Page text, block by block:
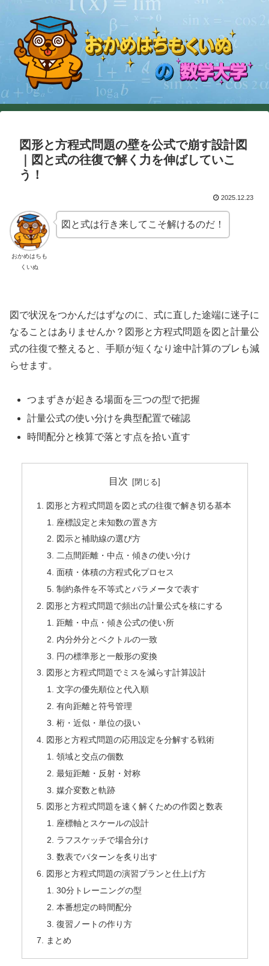
図形と方程式問題の壁を公式で崩す設計図
｜図と式の往復で解く力を伸ばしていこ
う！
2025.12.23
おかめはちも
くいぬ
図と式は行き来してこそ解けるのだ！
図で状況をつかんだはずなのに、式に直した途端に迷子に
なることはありませんか？図形と方程式問題を図と計量公
式の往復で整えると、手順が短くなり途中計算のブレも減
らせます。
つまずきが起きる場面を三つの型で把握
計量公式の使い分けを典型配置で確認
時間配分と検算で落とす点を拾い直す
目次
図形と方程式問題を図と式の往復で解き切る基本
座標設定と未知数の置き方
図示と補助線の選び方
二点間距離・中点・傾きの使い分け
面積・体積の方程式化プロセス
制約条件を不等式とパラメータで表す
図形と方程式問題で頻出の計量公式を核にする
距離・中点・傾き公式の使い所
内分外分とベクトルの一致
円の標準形と一般形の変換
図形と方程式問題でミスを減らす計算設計
文字の優先順位と代入順
有向距離と符号管理
桁・近似・単位の扱い
図形と方程式問題の応用設定を分解する戦術
領域と交点の個数
最短距離・反射・対称
媒介変数と軌跡
図形と方程式問題を速く解くための作図と数表
座標軸とスケールの設計
ラフスケッチで場合分け
数表でパターンを炙り出す
図形と方程式問題の演習プランと仕上げ方
30分トレーニングの型
本番想定の時間配分
復習ノートの作り方
まとめ